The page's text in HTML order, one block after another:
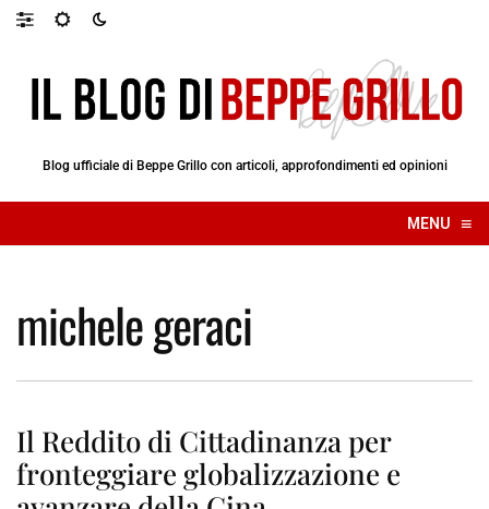
Blog ufficiale di Beppe Grillo con articoli, approfondimenti ed opinioni
MENU ≡
☰
michele geraci
Il Reddito di Cittadinanza per
fronteggiare globalizzazione e